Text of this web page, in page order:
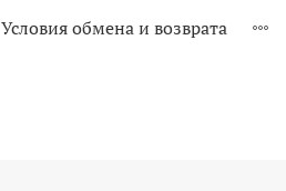
Условия обмена и возврата